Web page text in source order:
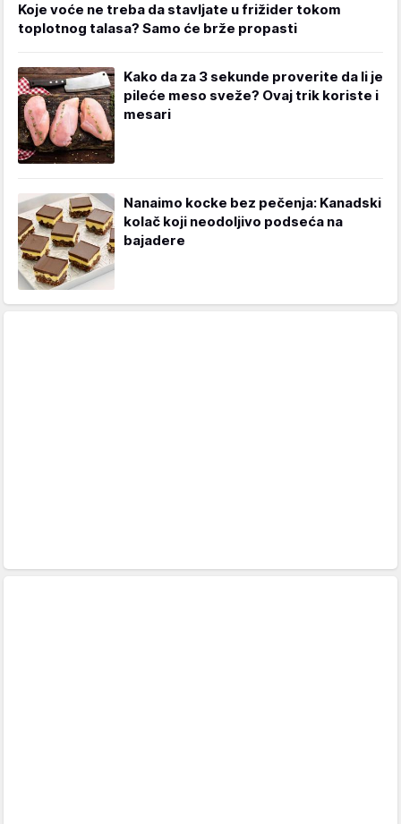
Koje voće ne treba da stavljate u frižider tokom
toplotnog talasa? Samo će brže propasti
Kako da za 3 sekunde proverite da li je
pileće meso sveže? Ovaj trik koriste i
mesari
Nanaimo kocke bez pečenja: Kanadski
kolač koji neodoljivo podseća na
bajadere